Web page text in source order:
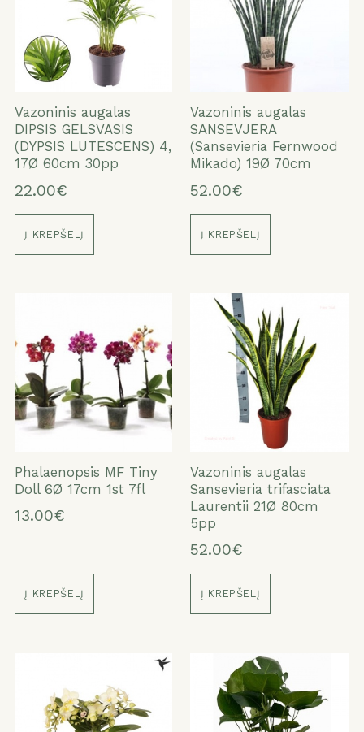
Vazoninis augalas
DIPSIS GELSVASIS
(DYPSIS LUTESCENS) 4,
17Ø 60cm 30pp
22.00€
Į KREPŠELĮ
Vazoninis augalas
SANSEVJERA
(Sansevieria Fernwood
Mikado) 19Ø 70cm
52.00€
Į KREPŠELĮ
Phalaenopsis MF Tiny
Doll 6Ø 17cm 1st 7fl
13.00€
Į KREPŠELĮ
Vazoninis augalas
Sansevieria trifasciata
Laurentii 21Ø 80cm
5pp
52.00€
Į KREPŠELĮ